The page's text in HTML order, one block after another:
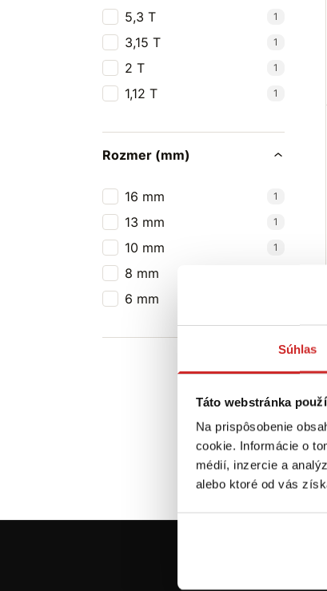
Súhlas
Táto webstránka
Na prispôsobenie
cookie. Informácie o
médií, inzercie a
alebo ktoré od vás
5,3 T 1
3,15 T 1
2 T 1
1,12 T 1
Rozmer (mm)
16 mm 1
13 mm 1
10 mm 1
8 mm
6 mm